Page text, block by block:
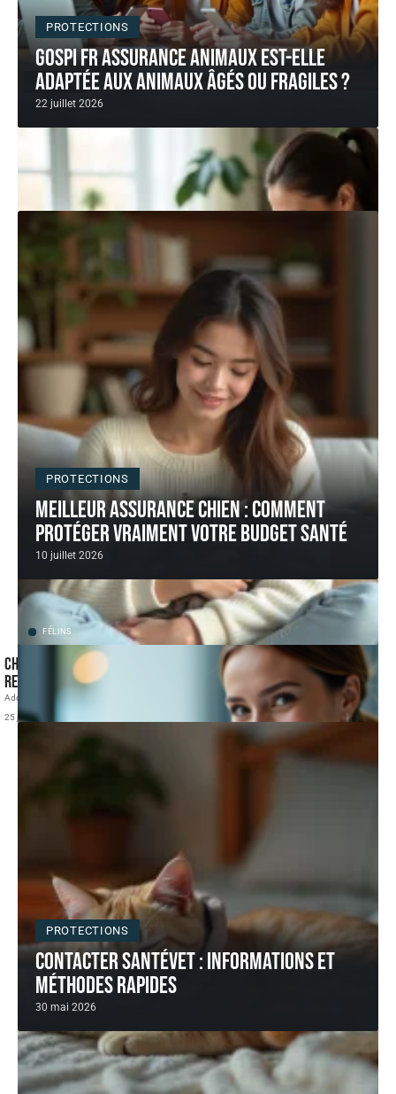
PROTECTIONS
Gospi fr assurance animaux est-elle
adaptée aux animaux âgés ou fragiles ?
22 juillet 2026
PROTECTIONS
Meilleur assurance chien : comment
protéger vraiment votre budget santé
10 juillet 2026
PROTECTIONS
Contacter SantéVet : informations et
méthodes rapides
30 mai 2026
FÉLINS
Chats, jeux et communauté : tout
comprendre à aplouf com
Le mélange des genres n'a jamais aussi bien trouvé sa
place que…
FÉLINS
Cherche à adopter chaton calme et affectueux : comment le
repérer ?
Adopter un chaton calme et affectueux ne se résume pas à choisir
25 juillet 2026